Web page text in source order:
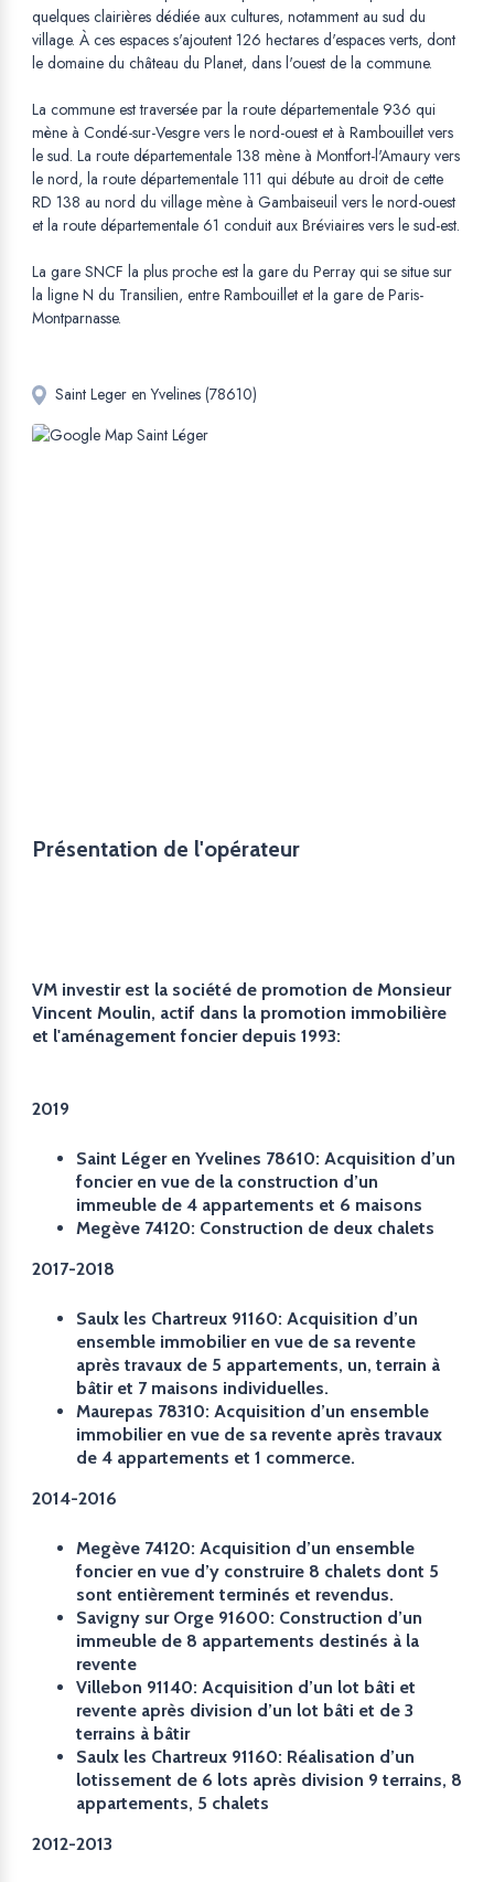
quelques clairières dédiée aux cultures, notamment au sud du
village. À ces espaces s'ajoutent 126 hectares d'espaces verts, dont
le domaine du château du Planet, dans l'ouest de la commune.
La commune est traversée par la route départementale 936 qui
mène à Condé-sur-Vesgre vers le nord-ouest et à Rambouillet vers
le sud. La route départementale 138 mène à Montfort-l'Amaury vers
le nord, la route départementale 111 qui débute au droit de cette
RD 138 au nord du village mène à Gambaiseuil vers le nord-ouest
et la route départementale 61 conduit aux Bréviaires vers le sud-est.
La gare SNCF la plus proche est la gare du Perray qui se situe sur
la ligne N du Transilien, entre Rambouillet et la gare de Paris-
Montparnasse.
Saint Leger en Yvelines (78610)
Présentation de l'opérateur
VM investir est la société de promotion de Monsieur
Vincent Moulin, actif dans la promotion immobilière
et l'aménagement foncier depuis 1993:
2019
Saint Léger en Yvelines 78610: Acquisition d’un
foncier en vue de la construction d’un
immeuble de 4 appartements et 6 maisons
Megève 74120: Construction de deux chalets
2017-2018
Saulx les Chartreux 91160: Acquisition d’un
ensemble immobilier en vue de sa revente
après travaux de 5 appartements, un, terrain à
bâtir et 7 maisons individuelles.
Maurepas 78310: Acquisition d’un ensemble
immobilier en vue de sa revente après travaux
de 4 appartements et 1 commerce.
2014-2016
Megève 74120: Acquisition d’un ensemble
foncier en vue d’y construire 8 chalets dont 5
sont entièrement terminés et revendus.
Savigny sur Orge 91600: Construction d’un
immeuble de 8 appartements destinés à la
revente
Villebon 91140: Acquisition d’un lot bâti et
revente après division d’un lot bâti et de 3
terrains à bâtir
Saulx les Chartreux 91160: Réalisation d’un
lotissement de 6 lots après division 9 terrains, 8
appartements, 5 chalets
2012-2013